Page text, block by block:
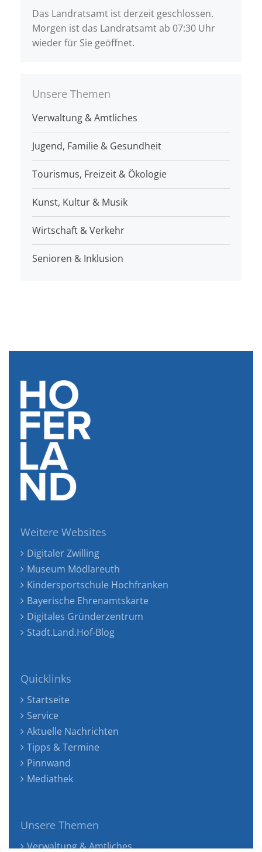
Das Landratsamt ist derzeit geschlossen.
Morgen ist das Landratsamt ab 07:30 Uhr
wieder für Sie geöffnet.
Unsere Themen
Verwaltung & Amtliches
Jugend, Familie & Gesundheit
Tourismus, Freizeit & Ökologie
Kunst, Kultur & Musik
Wirtschaft & Verkehr
Senioren & Inklusion
Weitere Websites
Digitaler Zwilling
Museum Mödlareuth
Kindersportschule Hochfranken
Bayerische Ehrenamtskarte
Digitales Gründerzentrum
Stadt.Land.Hof-Blog
Quicklinks
Startseite
Service
Aktuelle Nachrichten
Tipps & Termine
Pinnwand
Mediathek
Unsere Themen
Verwaltung & Amtliches